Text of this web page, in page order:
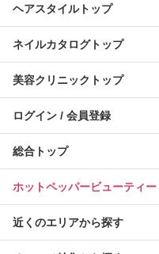
ヘアスタイルトップ
ネイルカタログトップ
美容クリニックトップ
ログイン / 会員登録
総合トップ
ホットペッパービューティ
近くのエリアから探す